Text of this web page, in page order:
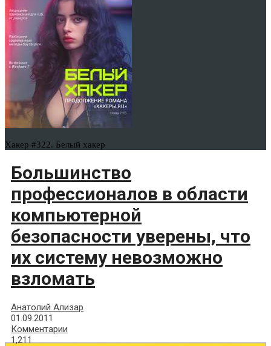
Хакер #322. Белый хакер
Большинство
профессионалов в области
компьютерной
безопасности уверены, что
их систему невозможно
взломать
Анатолий Ализар
01.09.2011
Комментарии
1,211